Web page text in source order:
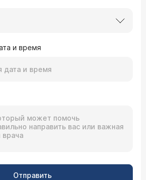
и время
Отправить